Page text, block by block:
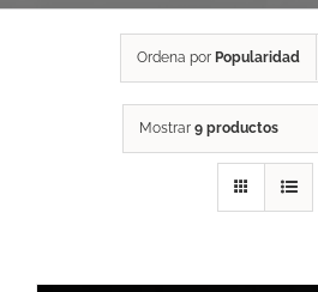
Ordena por Popularidad
Mostrar 9 productos